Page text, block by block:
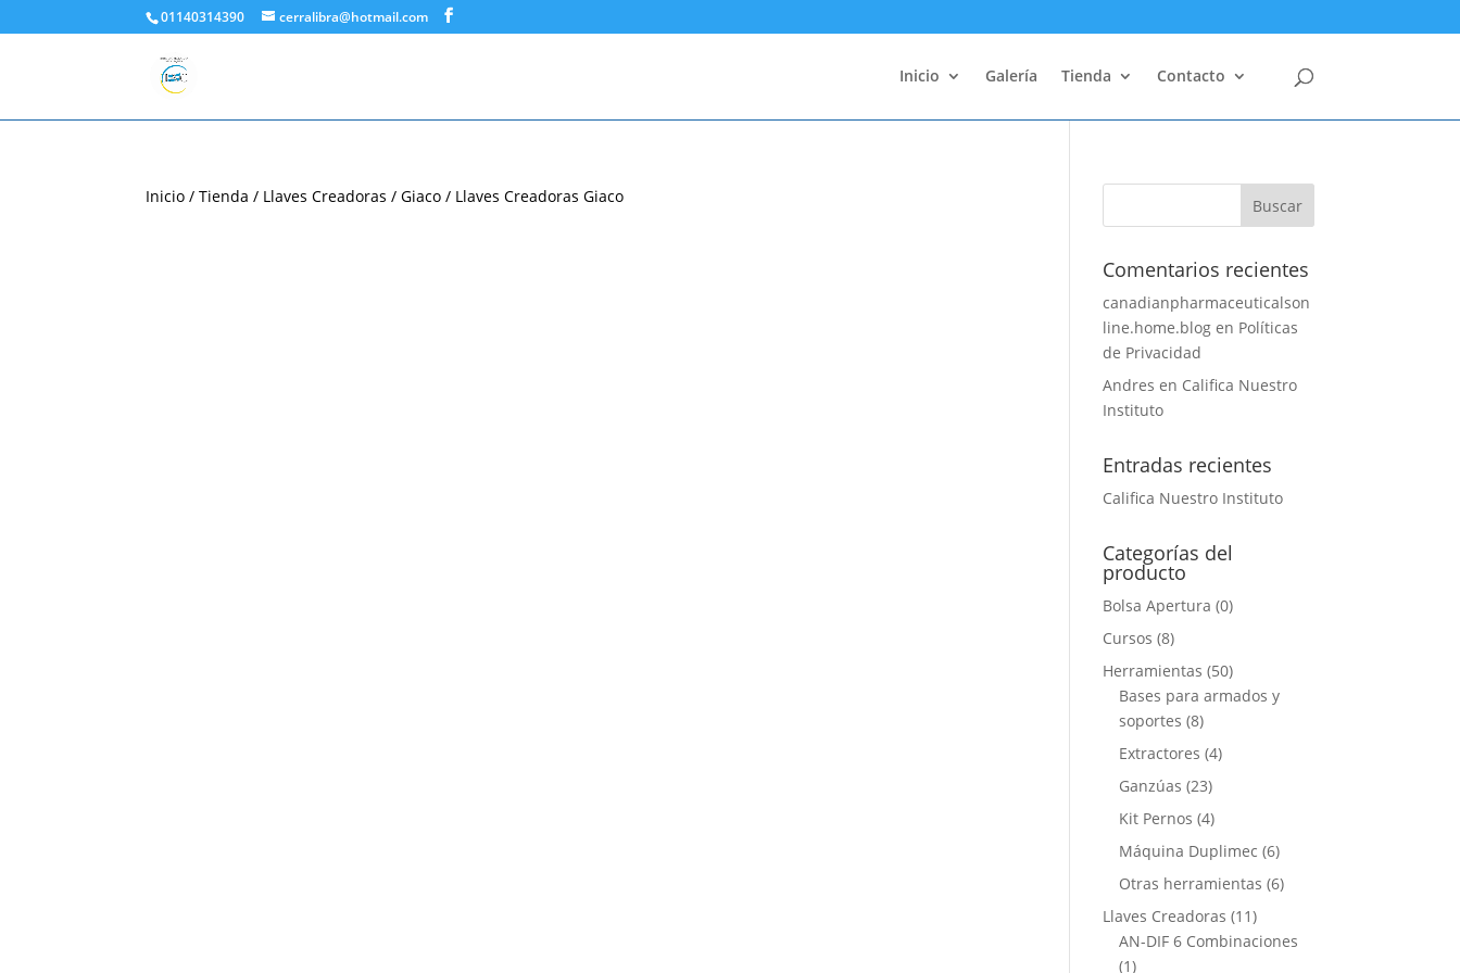
01140314390 cerralibra@hotmail.com
Inicio Galería Tienda Contacto
Inicio /Tienda / Llaves Creadoras /Giaco / Llaves Creadoras Giaco
Comentarios recientes
canadianpharmaceuticalson
line.home.blog en Políticas
de Privacidad
Andres en Califica Nuestro
Instituto
Entradas recientes
Califica Nuestro Instituto
Categorías del
producto
Bolsa Apertura (0)
Cursos (8)
Herramientas (50)
Bases para armados y
soportes (8)
Extractores (4)
Ganzúas (23)
Kit Pernos (4)
Máquina Duplimec (6)
Otras herramientas (6)
Llaves Creadoras (11)
AN-DIF 6 Combinaciones
(1)